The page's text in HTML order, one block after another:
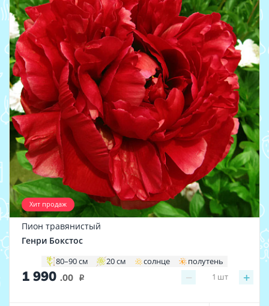
Хит продаж
Пион травянистый
Генри Бокстос
80–90 см 20 см солнце полутень
1 990 .00 i − +
1 шт